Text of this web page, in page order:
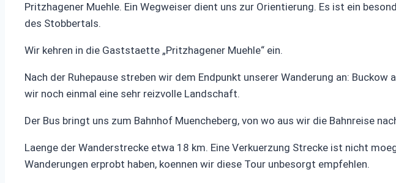
Pritzhagener Muehle. Ein Wegweiser dient uns zur Orientierung. Es ist ein
des Stobbertals.
Wir kehren in die Gaststaette „Pritzhagener Muehle“ ein.
Nach der Ruhepause streben wir dem Endpunkt unserer Wanderung an:
wir noch einmal eine sehr reizvolle Landschaft.
Der Bus bringt uns zum Bahnhof Muencheberg, von wo aus wir die Bahnreise
Laenge der Wanderstrecke etwa 18 km. Eine Verkuerzung Strecke ist nicht
Wanderungen erprobt haben, koennen wir diese Tour unbesorgt empfehlen.